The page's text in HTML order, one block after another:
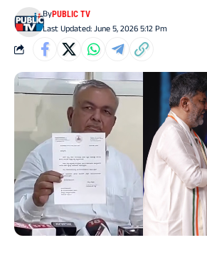
Last Updated: June 5, 2026 5:12 Pm
ByPUBLIC TV